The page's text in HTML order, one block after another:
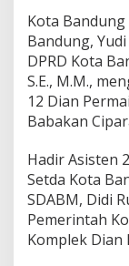
Kota Bandung
Bandung,
DPRD Kota
S.E., M.M.,
12 Dian
Babakan
Hadir Asisten
Setda Kota
SDABM, Didi
Pemerintah
Komplek Dian